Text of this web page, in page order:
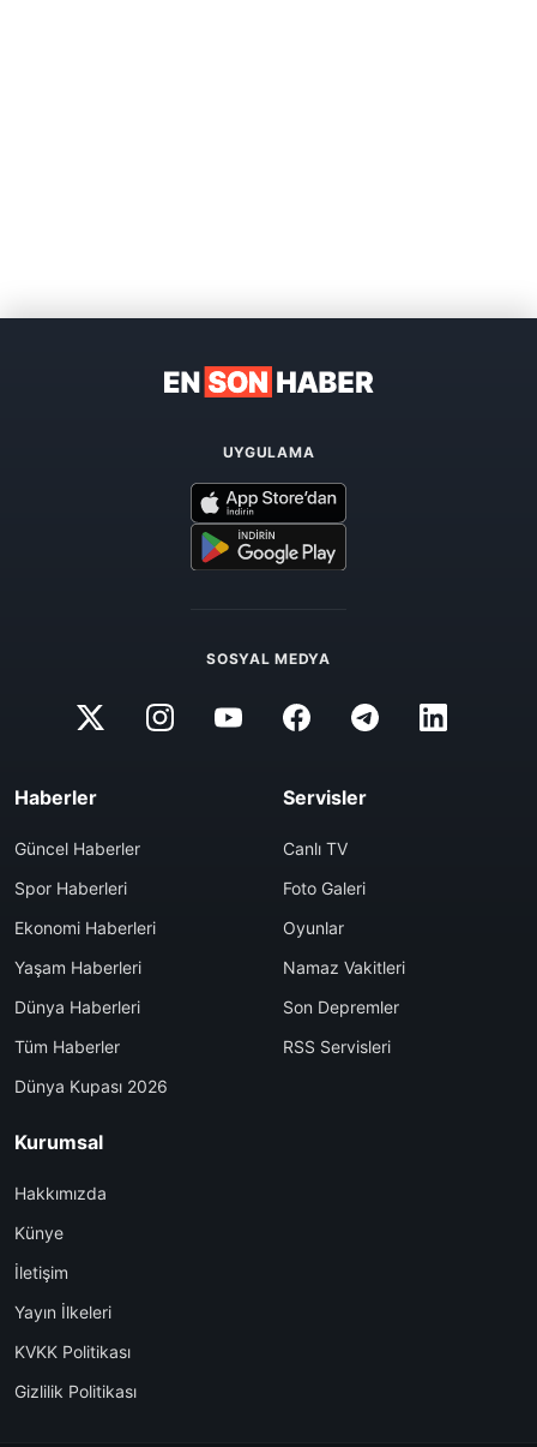
UYGULAMA
SOSYAL MEDYA
Haberler
Güncel Haberler
Spor Haberleri
Ekonomi Haberleri
Yaşam Haberleri
Dünya Haberleri
Tüm Haberler
Dünya Kupası 2026
Servisler
Canlı TV
Foto Galeri
Oyunlar
Namaz Vakitleri
Son Depremler
RSS Servisleri
Kurumsal
Hakkımızda
Künye
İletişim
Yayın İlkeleri
KVKK Politikası
Gizlilik Politikası